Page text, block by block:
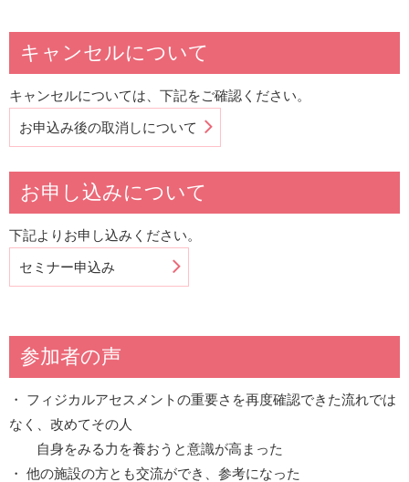
キャンセルについて
キャンセルについては、下記をご確認ください。
お申込み後の取消しについて
お申し込みについて
下記よりお申し込みください。
セミナー申込み
参加者の声
・ フィジカルアセスメントの重要さを再度確認できた流れでは
なく、改めてその人
自身をみる力を養おうと意識が高まった
・ 他の施設の方とも交流ができ、参考になった